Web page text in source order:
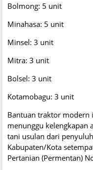
Bolmong: 5 unit
Minahasa: 5 unit
Minsel: 3 unit
Mitra: 3 unit
Bolsel: 3 unit
Kotamobagu: 3 unit
Bantuan traktor modern
menunggu kelengkapan
tani usulan dari
Kabupaten/Kota
Pertanian (Permentan)